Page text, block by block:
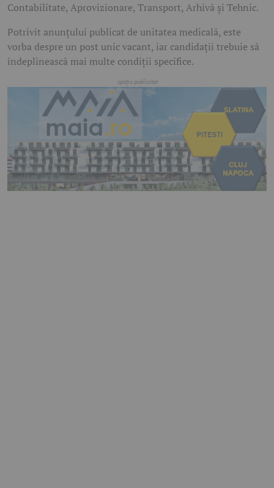
Contabilitate, Aprovizionare, Transport, Arhivă și Tehnic.
Potrivit anunțului publicat de unitatea medicală, este
vorba despre un post unic vacant, iar candidații trebuie să
îndeplinească mai multe condiții specifice.